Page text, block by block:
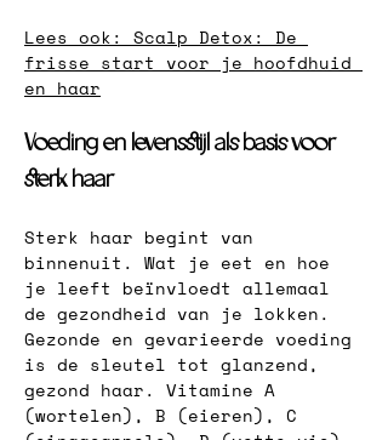
Lees ook: Scalp Detox: De
frisse start voor je hoofdhuid
en haar
Voeding en levensstijl als basis voor
sterk haar
Sterk haar begint van
binnenuit. Wat je eet en hoe
je leeft beïnvloedt allemaal
de gezondheid van je lokken.
Gezonde en gevarieerde voeding
is de sleutel tot glanzend,
gezond haar. Vitamine A
(wortelen), B (eieren), C